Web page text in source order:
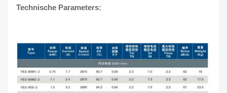
Technische Parameters: